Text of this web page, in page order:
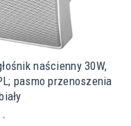
naścienny 30W,
pasmo przenoszenia